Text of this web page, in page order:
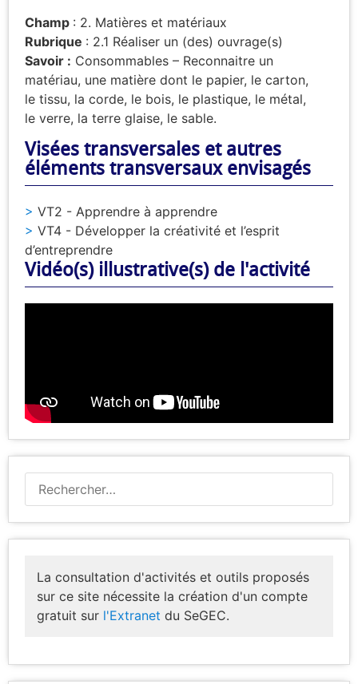
Champ : 2. Matières et matériaux
Rubrique : 2.1 Réaliser un (des) ouvrage(s)
Savoir : Consommables – Reconnaitre un
matériau, une matière dont le papier, le carton,
le tissu, la corde, le bois, le plastique, le métal,
le verre, la terre glaise, le sable.
Visées transversales et autres
éléments transversaux envisagés
VT2 - Apprendre à apprendre
VT4 - Développer la créativité et l’esprit
d’entreprendre
Vidéo(s) illustrative(s) de l'activité
La consultation d'activités et outils proposés
sur ce site nécessite la création d'un compte
gratuit sur l'Extranet du SeGEC.